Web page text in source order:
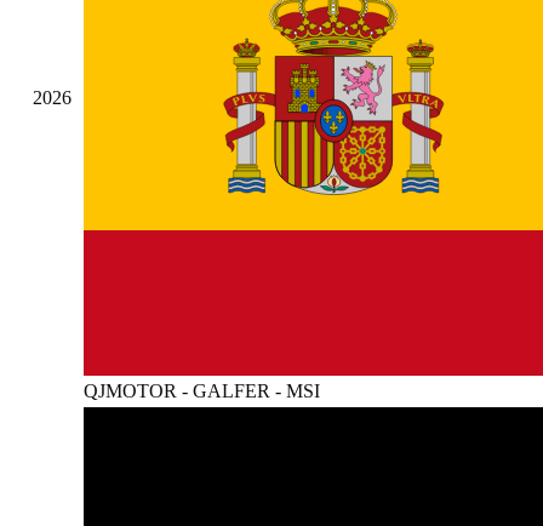
2026
QJMOTOR - GALFER - MSI